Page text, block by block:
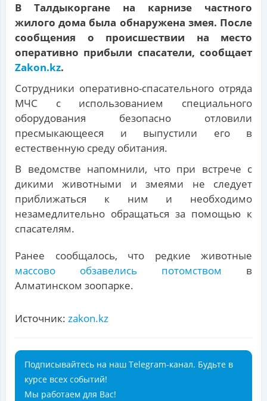
В Талдыкоргане на карнизе частного
жилого дома была обнаружена змея. После
сообщения о происшествии на место
оперативно прибыли спасатели, сообщает
Zakon.kz.
Сотрудники оперативно-спасательного отряда
МЧС с использованием специального
оборудования безопасно отловили
пресмыкающееся и выпустили его в
естественную среду обитания.
В ведомстве напомнили, что при встрече с
дикими животными и змеями не следует
приближаться к ним и необходимо
незамедлительно обращаться за помощью к
спасателям.
Ранее сообщалось, что редкие животные
массово обзавелись потомством в
Алматинском зоопарке.
Источник: zakon.kz
Подписывайтесь на наш Telegram-канал. Будьте в
курсе всех событий!
Мы работаем для Вас!